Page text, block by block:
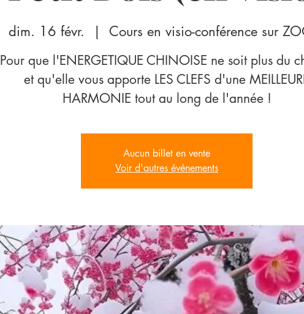
dim. 16 févr.
  |
Cours en visio-conférence sur
Pour que l'ENERGETIQUE CHINOISE ne soit plus du
et qu'elle vous apporte LES CLEFS d'une
HARMONIE tout au long de l'année !
Aucun billet en vente
Voir d'autres événements